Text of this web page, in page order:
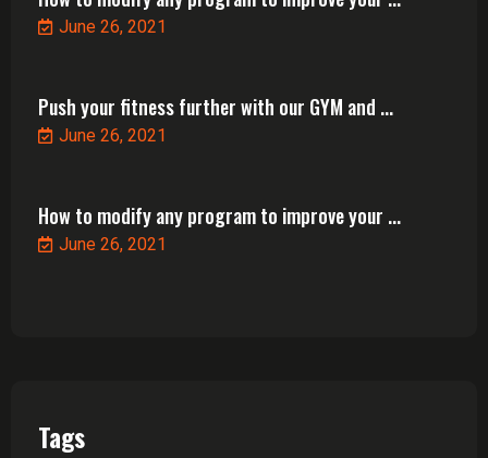
June 26, 2021
Push your fitness further with our GYM and ...
June 26, 2021
How to modify any program to improve your ...
June 26, 2021
Tags